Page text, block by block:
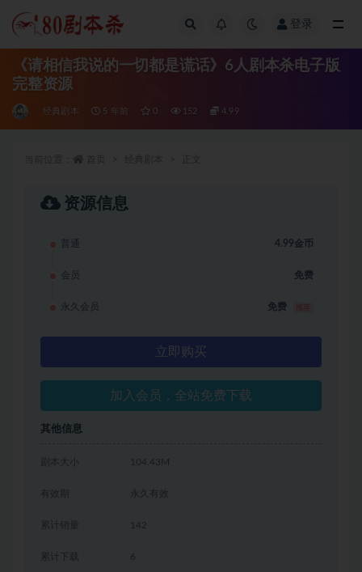
登录
《请相信我说的一切都是谎话》6人剧本杀电子版
完整资源
经典剧本 5 年前 0 152 4.99
资源信息
普通 4.99金币
会员 免费
永久会员 免费
立即购买
加入会员，全站免费下载
其他信息
剧本大小 104.43M
有效期 永久有效
累计销量 142
累计下载 6